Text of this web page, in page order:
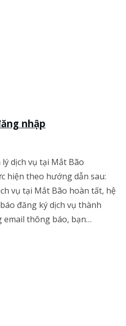
nhập
dịch vụ tại Mắt Bão
hiện theo hướng dẫn sau:
vụ tại Mắt Bão hoàn tất, hệ
đăng ký dịch vụ thành
email thông báo, bạn…